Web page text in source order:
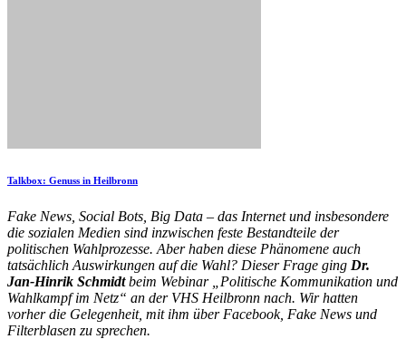
Talkbox: Genuss in Heilbronn
Fake News, Social Bots, Big Data – das Internet und insbesondere
die sozialen Medien sind inzwischen feste Bestandteile der
politischen Wahlprozesse. Aber haben diese Phänomene auch
tatsächlich Auswirkungen auf die Wahl? Dieser Frage ging Dr.
Jan-Hinrik Schmidtbeim Webinar „Politische Kommunikation und
Wahlkampf im Netz“ an der VHS Heilbronn nach. Wir hatten
vorher die Gelegenheit, mit ihm über Facebook, Fake News und
Filterblasen zu sprechen.